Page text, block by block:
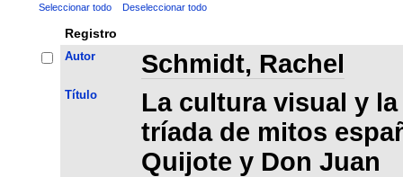
Seleccionar todo Deseleccionar todo
Registro
Autor Schmidt, Rachel
Título
La cultura visual y
tríada de mitos
Quijote y Don Juan